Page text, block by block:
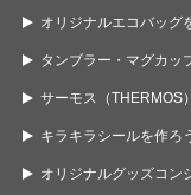
オリジナルエコバッグ
タンブラー・マグカッ
サーモス（THERMOS
キラキラシールを作ろ
オリジナルグッズコン